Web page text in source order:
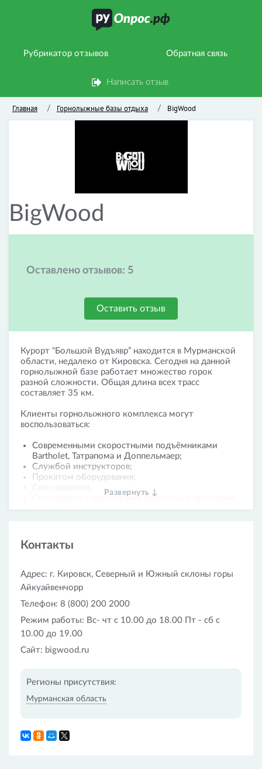
Рубрикатор отзывов Обратная связь
Написать отзыв
Главная / Горнолыжные базы отдыха / BigWood
BigWood
Оставлено отзывов: 5
Оставить отзыв
Курорт “Большой Вудъявр” находится в Мурманской
области, недалеко от Кировска. Сегодня на данной
горнолыжной базе работает множество горок
разной сложности. Общая длина всех трасс
составляет 35 км.
Клиенты горнолыжного комплекса могут
воспользоваться:
Cовременными скоростными подъёмниками
Bartholet, Татрапома и Доппельмаер;
Службой инструкторов;
Прокатом оборудования;
Сноупарком с элементами фан-зоны и про-серии,
а также многим другим.
кафе на любой вкус. Рядом есть гостиница и
Развернуть ↓
Контакты
Адрес: г. Кировск, Северный и Южный склоны горы
Айкуайвенчорр
Телефон: 8 (800) 200 2000
Режим работы: Вс- чт с 10.00 до 18.00 Пт - сб с
10.00 до 19.00
Сайт: bigwood.ru
Регионы присутствия:
Мурманская область